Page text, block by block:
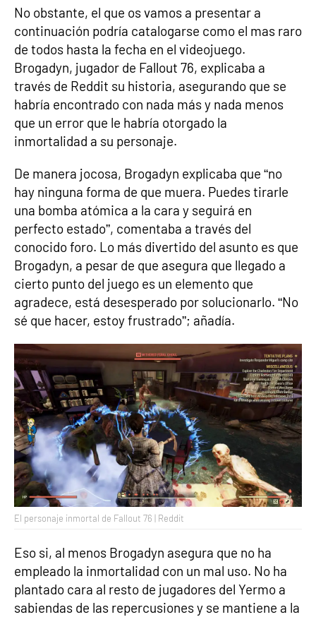
No obstante, el que os vamos a presentar a
continuación podría catalogarse como el mas raro
de todos hasta la fecha en el videojuego.
Brogadyn, jugador de Fallout 76, explicaba a
través de Reddit su historia, asegurando que se
habría encontrado con nada más y nada menos
que un error que le habría otorgado la
inmortalidad a su personaje.
De manera jocosa, Brogadyn explicaba que “no
hay ninguna forma de que muera. Puedes tirarle
una bomba atómica a la cara y seguirá en
perfecto estado”, comentaba a través del
conocido foro. Lo más divertido del asunto es que
Brogadyn, a pesar de que asegura que llegado a
cierto punto del juego es un elemento que
agradece, está desesperado por solucionarlo. “No
sé que hacer, estoy frustrado”; añadía.
El personaje inmortal de Fallout 76 | Reddit
Eso si, al menos Brogadyn asegura que no ha
empleado la inmortalidad con un mal uso. No ha
plantado cara al resto de jugadores del Yermo a
sabiendas de las repercusiones y se mantiene a la